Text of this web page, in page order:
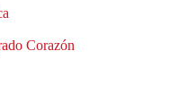
Corazón